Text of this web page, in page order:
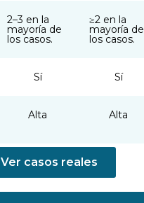
2–3 en la
mayoría de
los casos.
≥2 en la
mayoría de
los casos.
Sí Sí
Alta Alta
Ver casos reales